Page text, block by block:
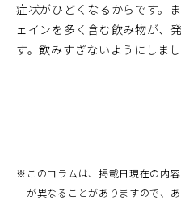
症状がひどくなるからです。
ェインを多く含む飲み物が、
す。飲みすぎないようにしまし
※ このコラムは、掲載日現在の内
が異なることがありますので、